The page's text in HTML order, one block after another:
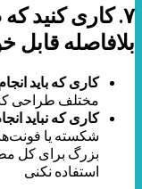
۷. کاری کنید
بلافاصله قابل
کاری که باید
مختلف طراحی
کاری که نباید
شکسته یا
استفاده نکنی